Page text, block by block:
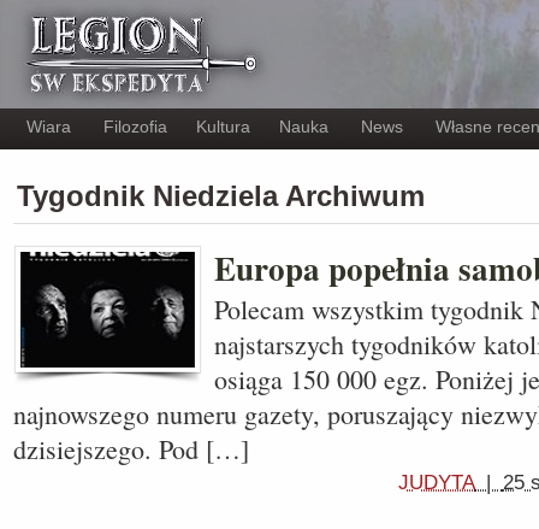
Wiara Filozofia Kultura Nauka News Własne
Tygodnik Niedziela Archiwum
Europa popełnia
Polecam wszystkim tygodnik
najstarszych tygodników
osiąga 150 000 egz. Poniżej
najnowszego numeru gazety, poruszający
dzisiejszego. Pod […]
JUDYTA| 25